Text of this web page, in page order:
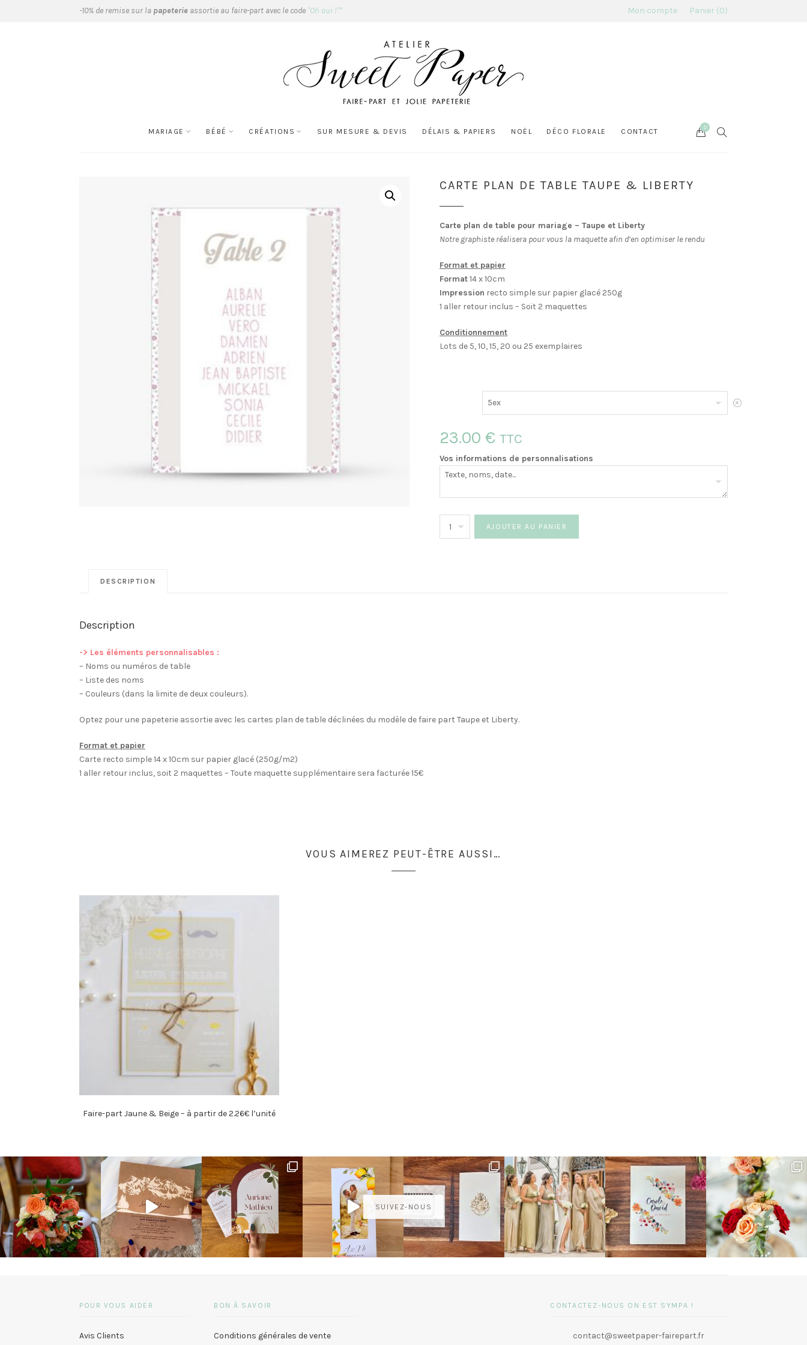
-10% de remise sur la papeterie assortie au faire-part avec le code "Oh oui !"* Mon compte Panier 0
MARIAGE BÉBÉ CRÉATIONS SUR MESURE & DEVIS DÉLAIS & PAPIERS NOËL DÉCO FLORALE CONTACT SEARCH
Cart
0
CARTE PLAN DE TABLE TAUPE & LIBERTY
Carte plan de table pour mariage – Taupe et Liberty
Notre graphiste réalisera pour vous la maquette afin d’en optimiser le rendu
Format et papier
Format14 x 10cm
Impression recto simple sur papier glacé 250g
1 aller retour inclus – Soit 2 maquettes
Conditionnement
Lots de 5, 10, 15, 20 ou 25 exemplaires
23.00 € TTC
Vos informations de personnalisations
AJOUTER AU PANIER
DESCRIPTION
Description
-> Les éléments personnalisables :
– Noms ou numéros de table
– Liste des noms
– Couleurs (dans la limite de deux couleurs).
Optez pour une papeterie assortie avec les cartes plan de table déclinées du modèle de faire part Taupe et Liberty.
Format et papier
Carte recto simple 14 x 10cm sur papier glacé (250g/m2)
1 aller retour inclus, soit 2 maquettes – Toute maquette supplémentaire sera facturée 15€
VOUS AIMEREZ PEUT-ÊTRE AUSSI…
Faire-part Jaune & Beige – à partir de 2.26€ l’unité
SUIVEZ-NOUS
POUR VOUS AIDER
Avis Clients
BON À SAVOIR
Conditions générales de vente
CONTACTEZ-NOUS ON EST SYMPA !
contact@sweetpaper-fairepart.fr